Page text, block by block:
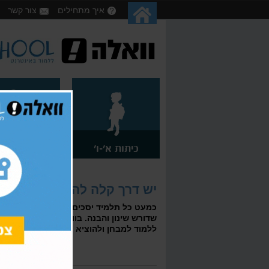
איך מתחילים צור קשר
כיתות א'-ו' כיתות
יש דרך קלה להתכונן
כמעט כל תלמיד יסכים שמבחני
שדורש שינון והבנה. בוואלה! סקול אנו
ללמוד למבחן ולהוציא את הציון שמגיע